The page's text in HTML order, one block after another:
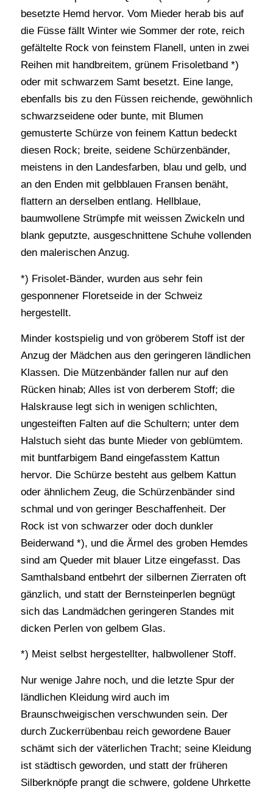
besetzte Hemd hervor. Vom Mieder herab bis auf
die Füsse fällt Winter wie Sommer der rote, reich
gefältelte Rock von feinstem Flanell, unten in zwei
Reihen mit handbreitem, grünem Frisoletband *)
oder mit schwarzem Samt besetzt. Eine lange,
ebenfalls bis zu den Füssen reichende, gewöhnlich
schwarzseidene oder bunte, mit Blumen
gemusterte Schürze von feinem Kattun bedeckt
diesen Rock; breite, seidene Schürzenbänder,
meistens in den Landesfarben, blau und gelb, und
an den Enden mit gelbblauen Fransen benäht,
flattern an derselben entlang. Hellblaue,
baumwollene Strümpfe mit weissen Zwickeln und
blank geputzte, ausgeschnittene Schuhe vollenden
den malerischen Anzug.
*) Frisolet-Bänder, wurden aus sehr fein
gesponnener Floretseide in der Schweiz
hergestellt.
Minder kostspielig und von gröberem Stoff ist der
Anzug der Mädchen aus den geringeren ländlichen
Klassen. Die Mützenbänder fallen nur auf den
Rücken hinab; Alles ist von derberem Stoff; die
Halskrause legt sich in wenigen schlichten,
ungesteiften Falten auf die Schultern; unter dem
Halstuch sieht das bunte Mieder von geblümtem.
mit buntfarbigem Band eingefasstem Kattun
hervor. Die Schürze besteht aus gelbem Kattun
oder ähnlichem Zeug, die Schürzenbänder sind
schmal und von geringer Beschaffenheit. Der
Rock ist von schwarzer oder doch dunkler
Beiderwand *), und die Ärmel des groben Hemdes
sind am Queder mit blauer Litze eingefasst. Das
Samthalsband entbehrt der silbernen Zierraten oft
gänzlich, und statt der Bernsteinperlen begnügt
sich das Landmädchen geringeren Standes mit
dicken Perlen von gelbem Glas.
*) Meist selbst hergestellter, halbwollener Stoff.
Nur wenige Jahre noch, und die letzte Spur der
ländlichen Kleidung wird auch im
Braunschweigischen verschwunden sein. Der
durch Zuckerrübenbau reich gewordene Bauer
schämt sich der väterlichen Tracht; seine Kleidung
ist städtisch geworden, und statt der früheren
Silberknöpfe prangt die schwere, goldene Uhrkette